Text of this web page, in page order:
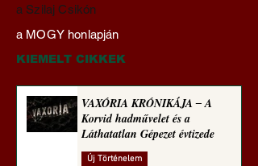
Darai Lajos:
Naplóbölcsességeim
(2024)
a Szilaj Csikón
a MOGY honlapján
KIEMELT CIKKEK
VAXÓRIA KRÓNIKÁJA ‒ A
Korvid hadművelet és a
Láthatatlan Gépezet évtizede
Új Történelem